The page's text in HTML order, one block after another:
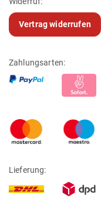
Vertrag widerrufen
Zahlungsarten:
Lieferung: